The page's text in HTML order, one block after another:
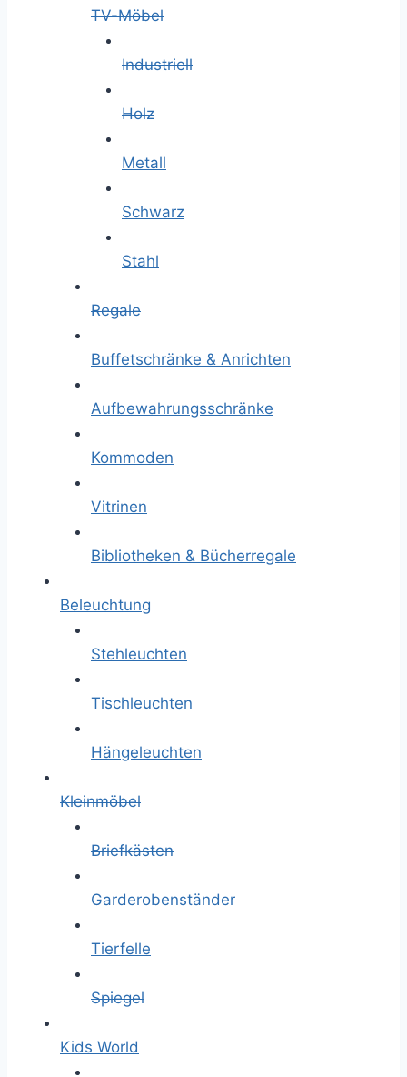
TV-Möbel
Industriell
Holz
Metall
Schwarz
Stahl
Regale
Buffetschränke & Anrichten
Aufbewahrungsschränke
Kommoden
Vitrinen
Bibliotheken & Bücherregale
Beleuchtung
Stehleuchten
Tischleuchten
Hängeleuchten
Kleinmöbel
Briefkästen
Garderobenständer
Tierfelle
Spiegel
Kids World